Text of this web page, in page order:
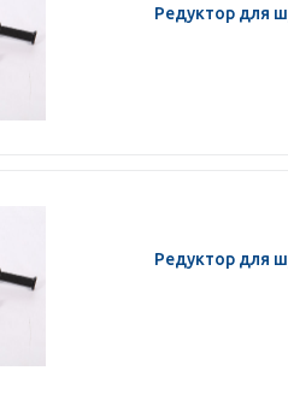
Редуктор для
Редуктор для